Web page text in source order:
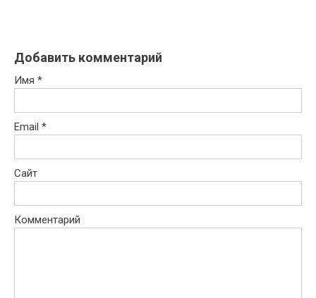
Добавить комментарий
Имя *
Email *
Сайт
Комментарий